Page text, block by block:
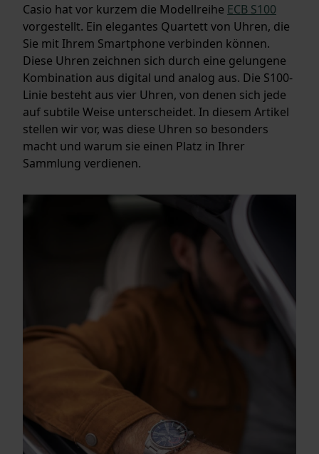
Casio hat vor kurzem die Modellreihe ECB S100
vorgestellt. Ein elegantes Quartett von Uhren, die
Sie mit Ihrem Smartphone verbinden können.
Diese Uhren zeichnen sich durch eine gelungene
Kombination aus digital und analog aus. Die S100-
Linie besteht aus vier Uhren, von denen sich jede
auf subtile Weise unterscheidet. In diesem Artikel
stellen wir vor, was diese Uhren so besonders
macht und warum sie einen Platz in Ihrer
Sammlung verdienen.